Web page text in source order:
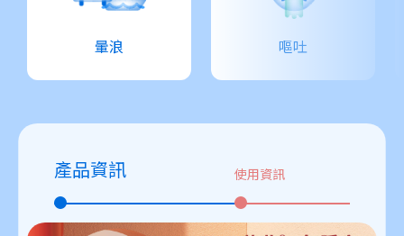
暈浪 嘔吐
產品資訊 使用資訊